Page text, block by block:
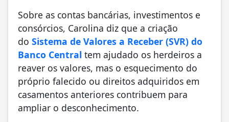
Sobre as contas bancárias, investimentos e
consórcios, Carolina diz que a criação
do Sistema de Valores a Receber (SVR) do
Banco Central tem ajudado os herdeiros a
reaver os valores, mas o esquecimento do
próprio falecido ou direitos adquiridos em
casamentos anteriores contribuem para
ampliar o desconhecimento.